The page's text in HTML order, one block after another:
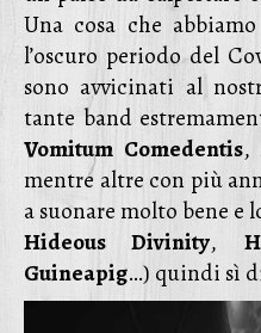
Una cosa che
l’oscuro periodo del
sono avvicinati al
tante band
Vomitum Comedentis,
mentre altre con più
a suonare molto bene e
Hideous Divinity,
Guineapig…) quindi sì